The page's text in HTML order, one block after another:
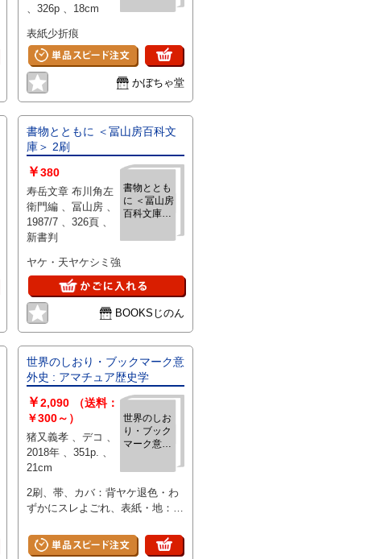
科文庫＞
、326p 、18cm
表紙少折痕
かぼちゃ堂
書物とともに ＜冨山房百科文
庫＞ 2刷
書物ととも
に ＜冨山房
百科文庫＞
￥380
寿岳文章 布川角左
衛門編 、冨山房 、
1987/7 、326頁 、
新書判
ヤケ・天ヤケシミ強
BOOKSじのん
世界のしおり・ブックマーク意
外史 : アマチュア歴史学
世界のしお
り・ブック
マーク意外
ュア歴史学
￥2,090
（送料：
￥300～）
猪又義孝 、デコ 、
2018年 、351p. 、
21cm
2刷、帯、カバ：背ヤケ退色・わ
ずかにスレよごれ、表紙・地：わ